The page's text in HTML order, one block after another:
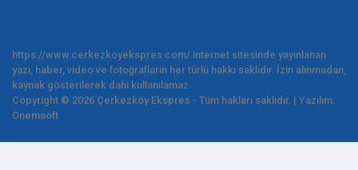
https://www.cerkezkoyekspres.com/ internet sitesinde yayınlanan
yazı, haber, video ve fotoğrafların her türlü hakkı saklıdır. İzin alınmadan,
kaynak gösterilerek dahi kullanılamaz.
Copyright © 2026 Çerkezköy Ekspres - Tüm hakları saklıdır. | Yazılım:
Onemsoft